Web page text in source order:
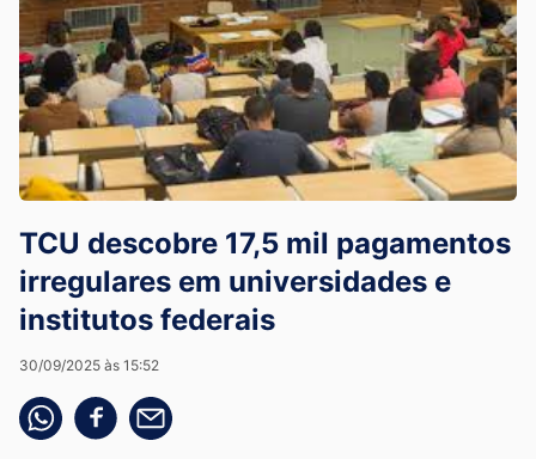
TCU descobre 17,5 mil pagamentos
irregulares em universidades e
institutos federais
30/09/2025 às 15:52
Compartilhe pelo whatsapp
Compartilhar no facebook
Compartilhe pelo email